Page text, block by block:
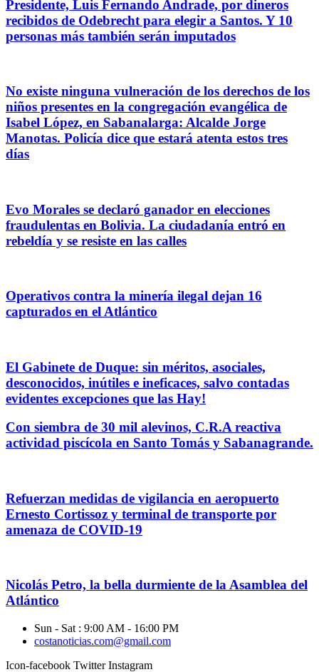
Presidente, Luis Fernando Andrade, por dineros
recibidos de Odebrecht para elegir a Santos. Y 10
personas más también serán imputados
No existe ninguna vulneración de los derechos de los
niños presentes en la congregación evangélica de
Isabel López, en Sabanalarga: Alcalde Jorge
Manotas. Policía dice que estará atenta estos tres
días
Evo Morales se declaró ganador en elecciones
fraudulentas en Bolivia. La ciudadanía entró en
rebeldía y se resiste en las calles
Operativos contra la minería ilegal dejan 16
capturados en el Atlántico
El Gabinete de Duque: sin méritos, asociales,
desconocidos, inútiles e ineficaces, salvo contadas
evidentes excepciones que las Hay!
Con siembra de 30 mil alevinos, C.R.A reactiva
actividad piscícola en Santo Tomás y Sabanagrande.
Refuerzan medidas de vigilancia en aeropuerto
Ernesto Cortissoz y terminal de transporte por
amenaza de COVID-19
Nicolás Petro, la bella durmiente de la Asamblea del
Atlántico
Sun - Sat : 9:00 AM - 16:00 PM
costanoticias.com@gmail.com
Icon-facebook Twitter Instagram